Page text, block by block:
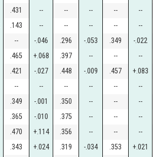
.431 -- -- -- -- --
.143 -- -- -- -- --
-- -.046 .296 -.053 .349 -.022
.465 +.068 .397 -- -- --
.421 -.027 .448 -.009 .457 +.083
-- -- -- -- -- --
.349 -.001 .350 -- -- --
.365 -.010 .375 -- -- --
.470 +.114 .356 -- -- --
.343 +.024 .319 -.034 .353 +.021